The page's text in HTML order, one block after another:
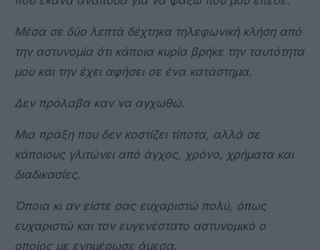
Μέσα σε δύο λεπτά δέχτηκα τηλεφωνική κλήση από
την αστυνομία ότι κάποια κυρία βρήκε την ταυτότητα
μου και την έχει αφήσει σε ένα κατάστημα.
Δεν πρόλαβα καν να αγχωθώ.
Μια πράξη που δεν κοστίζει τίποτα, αλλά σε
κάποιους γλιτώνει από άγχος, χρόνο, χρήματα και
διαδικασίες.
Όποια κι αν είστε σας ευχαριστώ πολύ, όπως
ευχαριστώ και τον ευγενέστατο αστυνομικό ο
οποίος με ενημέρωσε άμεσα.